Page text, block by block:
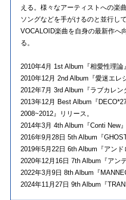
える。様々なアーティストへの楽
ソングなどを手がけるのと並行し
VOCALOID楽曲を自身の最新作へ
る。
2010年4月 1st Album『相愛性理論
2010年12月 2nd Album『愛迷エレ
2012年7月 3rd Album『ラブカレン
2013年12月 Best Album『
2008~2012』リリース。
2014年3月 4th Album『Conti New
2016年9月28日 5th Album『
2019年5月22日 6th Album『アンド
2020年12月16日 7th Album『アン
2022年3月9日 8th Album『
2024年11月27日 9th Album『